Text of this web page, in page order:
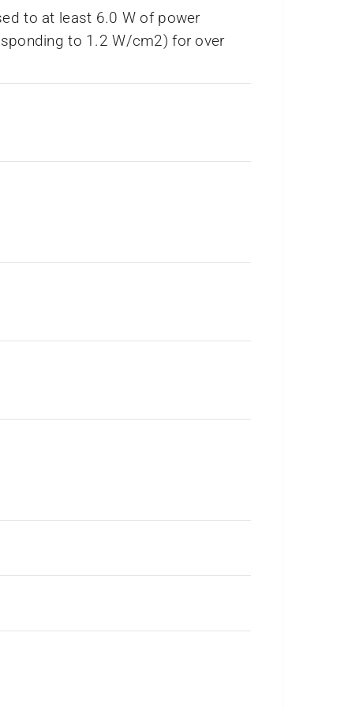
to at least 6.0 W of power
to 1.2 W/cm2) for over